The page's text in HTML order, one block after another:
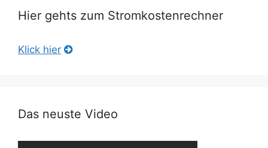
Hier gehts zum Stromkostenrechner
Klick hier
Das neuste Video